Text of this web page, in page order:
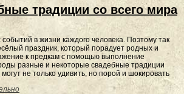
традиции со всего мира
в жизни каждого человека. Поэтому так
праздник, который порадует родных и
к предкам с помощью выполнение
разные и некоторые свадебные традиции
не только удивить, но порой и шокировать